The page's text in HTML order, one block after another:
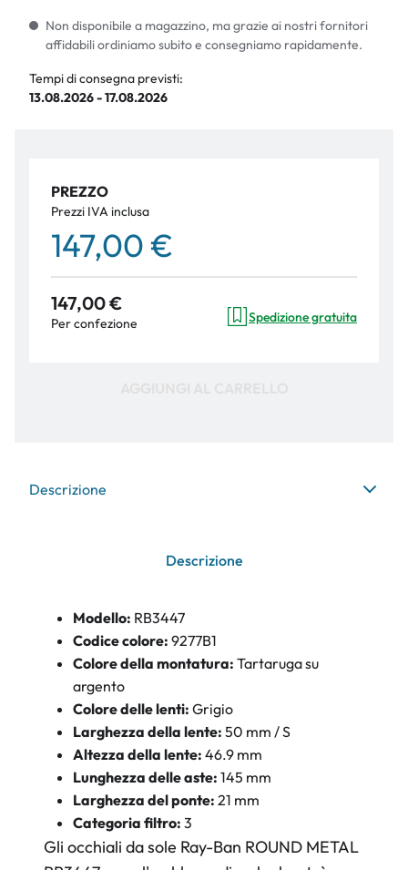
Non disponibile a magazzino, ma grazie ai nostri fornitori
affidabili ordiniamo subito e consegniamo rapidamente.
Tempi di consegna previsti:
13.08.2026 - 17.08.2026
PREZZO
Prezzi IVA inclusa
147,00 €
147,00 €
Per confezione Spedizione gratuita
Descrizione
Descrizione
Modello: RB3447
Codice colore: 9277B1
Colore della montatura: Tartaruga su
argento
Colore delle lenti: Grigio
Larghezza della lente: 50 mm / S
Altezza della lente: 46.9 mm
Lunghezza delle aste: 145 mm
Larghezza del ponte: 21 mm
Categoria filtro: 3
Gli occhiali da sole Ray-Ban ROUND METAL